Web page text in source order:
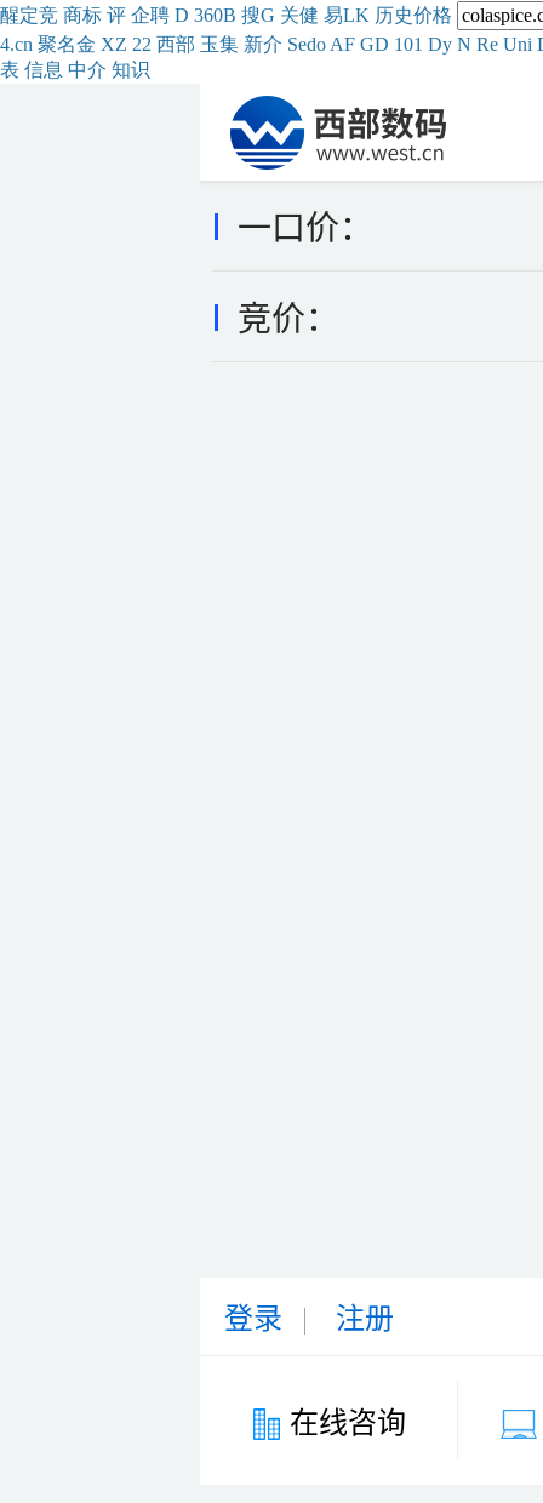
醒定竞 商标 评 企聘 D 360B 搜G 关健 易LK 历史价格
4.cn 聚名金 XZ 22 西部 玉集 新介 Sedo AF GD 101 Dy N Re Uni
表 信息 中介 知识